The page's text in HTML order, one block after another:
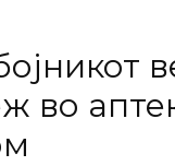
во